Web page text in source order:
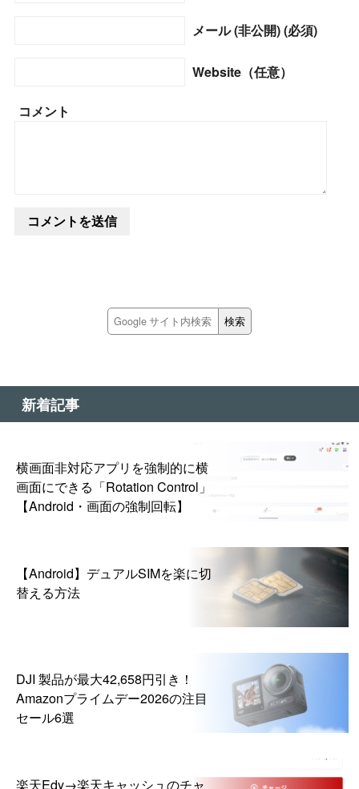
メール (非公開) (必須)
Website（任意）
コメント
新着記事
横画面非対応アプリを強制的に横
画面にできる「Rotation Control」
【Android・画面の強制回転】
【Android】デュアルSIMを楽に切
替える方法
DJI 製品が最大42,658円引き！
Amazonプライムデー2026の注目
セール6選
楽天Edy→楽天キャッシュのチャ